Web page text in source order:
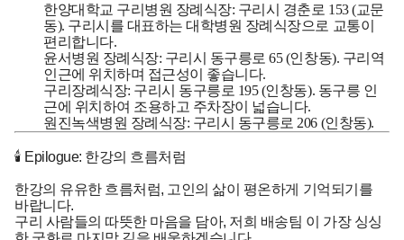
한양대학교 구리병원 장례식장: 구리시 경춘로 153 (교문
동). 구리시를 대표하는 대학병원 장례식장으로 교통이
편리합니다.
윤서병원 장례식장: 구리시 동구릉로 65 (인창동). 구리역
인근에 위치하며 접근성이 좋습니다.
구리장례식장: 구리시 동구릉로 195 (인창동). 동구릉 인
근에 위치하여 조용하고 주차장이 넓습니다.
원진녹색병원 장례식장: 구리시 동구릉로 206 (인창동).
🕯️ Epilogue: 한강의 흐름처럼
한강의 유유한 흐름처럼, 고인의 삶이 평온하게 기억되기를
바랍니다.
구리 사람들의 따뜻한 마음을 담아, 저희 배송팀 이 가장 싱싱